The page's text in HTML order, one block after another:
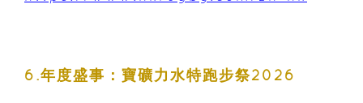
6.年度盛事：寶礦力水特跑步祭2026